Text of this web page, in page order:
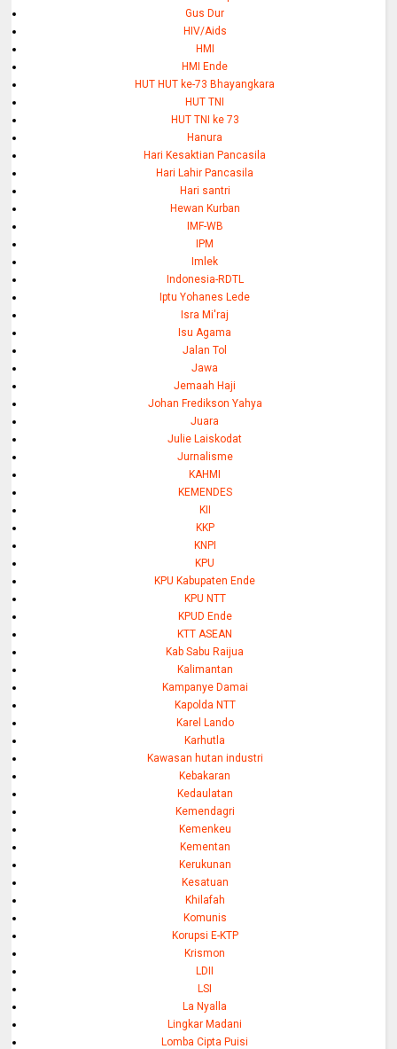
Gus Dur
HIV/Aids
HMI
HMI Ende
HUT HUT ke-73 Bhayangkara
HUT TNI
HUT TNI ke 73
Hanura
Hari Kesaktian Pancasila
Hari Lahir Pancasila
Hari santri
Hewan Kurban
IMF-WB
IPM
Imlek
Indonesia-RDTL
Iptu Yohanes Lede
Isra Mi'raj
Isu Agama
Jalan Tol
Jawa
Jemaah Haji
Johan Fredikson Yahya
Juara
Julie Laiskodat
Jurnalisme
KAHMI
KEMENDES
KII
KKP
KNPI
KPU
KPU Kabupaten Ende
KPU NTT
KPUD Ende
KTT ASEAN
Kab Sabu Raijua
Kalimantan
Kampanye Damai
Kapolda NTT
Karel Lando
Karhutla
Kawasan hutan industri
Kebakaran
Kedaulatan
Kemendagri
Kemenkeu
Kementan
Kerukunan
Kesatuan
Khilafah
Komunis
Korupsi E-KTP
Krismon
LDII
LSI
La Nyalla
Lingkar Madani
Lomba Cipta Puisi